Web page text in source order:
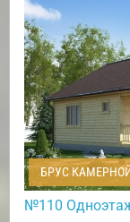
БРУС
№110